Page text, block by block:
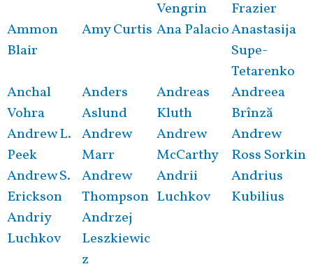
Vengrin
Frazier
Ammon
Blair
Amy Curtis Ana PalacioAnastasija
Supe-
Tetarenko
Anchal
Vohra
Anders
Aslund
Andreas
Kluth
Andreea
Brînză
Andrew L.
Peek
Andrew
Marr
Andrew
McCarthy
Andrew
Ross Sorkin
Andrew S.
Erickson
Andrew
Thompson
Andrii
Luchkov
Andrius
Kubilius
Andriy
Luchkov
Andrzej
Leszkiewic
z